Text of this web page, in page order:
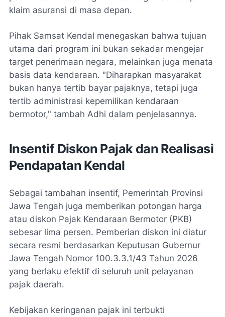
klaim asuransi di masa depan.
Pihak Samsat Kendal menegaskan bahwa tujuan
utama dari program ini bukan sekadar mengejar
target penerimaan negara, melainkan juga menata
basis data kendaraan. "Diharapkan masyarakat
bukan hanya tertib bayar pajaknya, tetapi juga
tertib administrasi kepemilikan kendaraan
bermotor," tambah Adhi dalam penjelasannya.
Insentif Diskon Pajak dan Realisasi
Pendapatan Kendal
Sebagai tambahan insentif, Pemerintah Provinsi
Jawa Tengah juga memberikan potongan harga
atau diskon Pajak Kendaraan Bermotor (PKB)
sebesar lima persen. Pemberian diskon ini diatur
secara resmi berdasarkan Keputusan Gubernur
Jawa Tengah Nomor 100.3.3.1/43 Tahun 2026
yang berlaku efektif di seluruh unit pelayanan
pajak daerah.
Kebijakan keringanan pajak ini terbukti